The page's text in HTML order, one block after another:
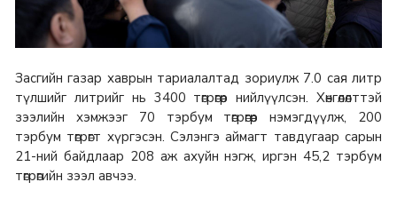
Засгийн газар хаврын тариалалтад зориулж 7.0 сая литр
түлшийг литрийг нь 3400 төгрөгөөр нийлүүлсэн. Хөнгөлөлттэй
зээлийн хэмжээг 70 тэрбум төгрөгөөр нэмэгдүүлж, 200
тэрбум төгрөгт хүргэсэн. Сэлэнгэ аймагт тавдугаар сарын
21-ний байдлаар 208 аж ахуйн нэгж, иргэн 45,2 тэрбум
төгрөгийн зээл авчээ.